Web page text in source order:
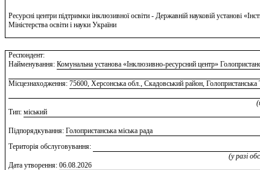
Ресурсні центри підтримки інклюзивної освіти - Державній науковій установі
Міністерства освіти і науки України
Респондент:
Найменування: Комунальна установа «Інклюзивно-ресурсний центр»
Місцезнаходження: 75600, Херсонська обл., Скадовський район,
Тип: міський
Підпорядкування: Голопристанська міська рада
Територія обслуговування:
(у разі
Дата утворення: 06.08.2026